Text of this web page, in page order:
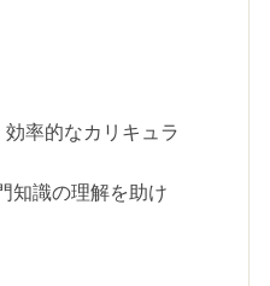
率的なカリキュラ
知識の理解を助け